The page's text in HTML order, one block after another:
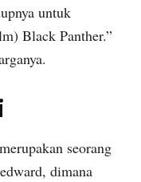
untuk
Black Panther.”
seorang
dimana